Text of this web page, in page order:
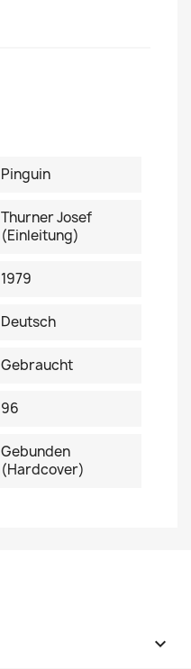
Pinguin
Thurner Josef
(Einleitung)
1979
Deutsch
Gebraucht
96
Gebunden
(Hardcover)
